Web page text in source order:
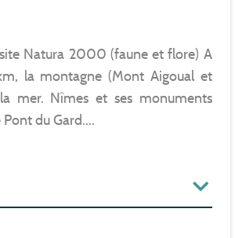
Natura 2000 (faune et flore) A
la montagne (Mont Aigoual et
mer. Nîmes et ses monuments
du Gard....